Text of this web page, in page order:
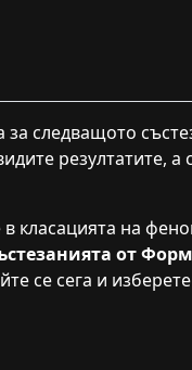
следващото
резултатите,
класацията на
от
се сега и